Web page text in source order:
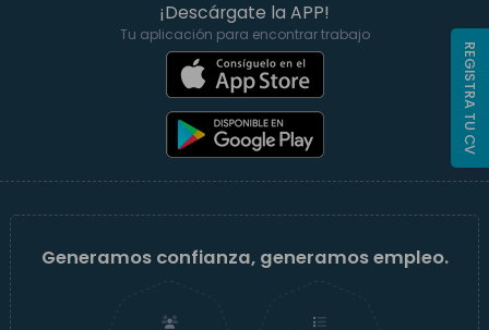
¡Descárgate la APP!
Tu aplicación para encontrar trabajo
Generamos confianza, generamos empleo.
REGISTRA TU CV